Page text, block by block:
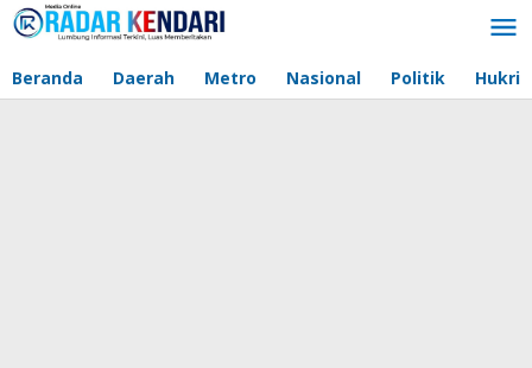
Lewati
ke
Beranda Daerah Metro Nasional Politik